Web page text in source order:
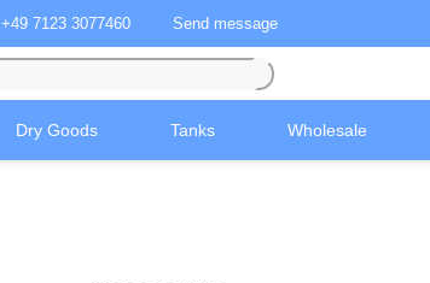
+49 7123 3077460 Send message
Dry Goods Tanks Wholesale